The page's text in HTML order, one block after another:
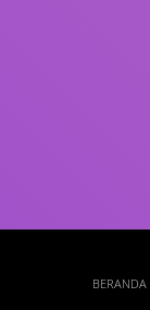
BERANDA